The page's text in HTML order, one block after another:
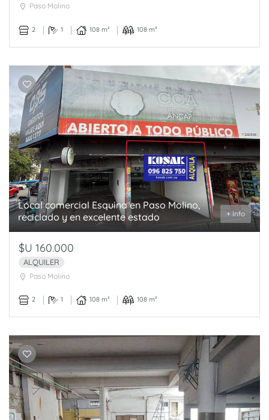
Paso Molino
2 1 108 m² 108 m²
Local comercial Esquina en Paso Molino,
reciclado y en excelente estado
+ Info
$U 160.000
ALQUILER
Paso Molino
2 1 108 m² 108 m²